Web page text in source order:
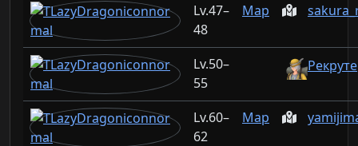
47–
48
Map
50–
55
60–
62
Map